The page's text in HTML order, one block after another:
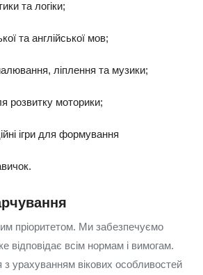
та логіки;
та англійської мов;
ліплення та музики;
розвитку моторики;
ігри для формування
пріоритетом. Ми забезпечуємо
відповідає всім нормам і вимогам.
урахуванням вікових особливостей